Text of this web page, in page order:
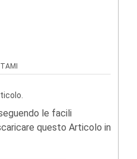
le facili
questo Articolo in